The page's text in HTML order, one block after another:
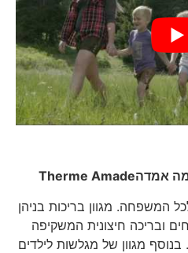
אמדהTherme Amade
מגוון בריכות בניהן
ובריכה חיצונית המשקיפה
מגוון של מגלשות לילדים